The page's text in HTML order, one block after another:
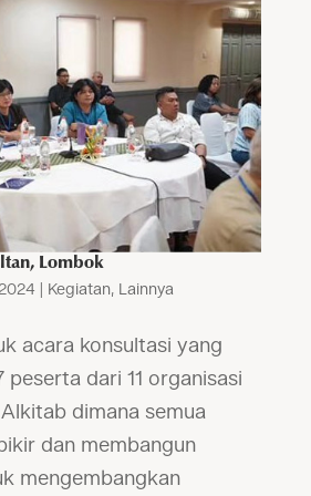
Lombok
Kegiatan, Lainnya
acara konsultasi yang
peserta dari 11 organisasi
dimana semua
dan membangun
mengembangkan